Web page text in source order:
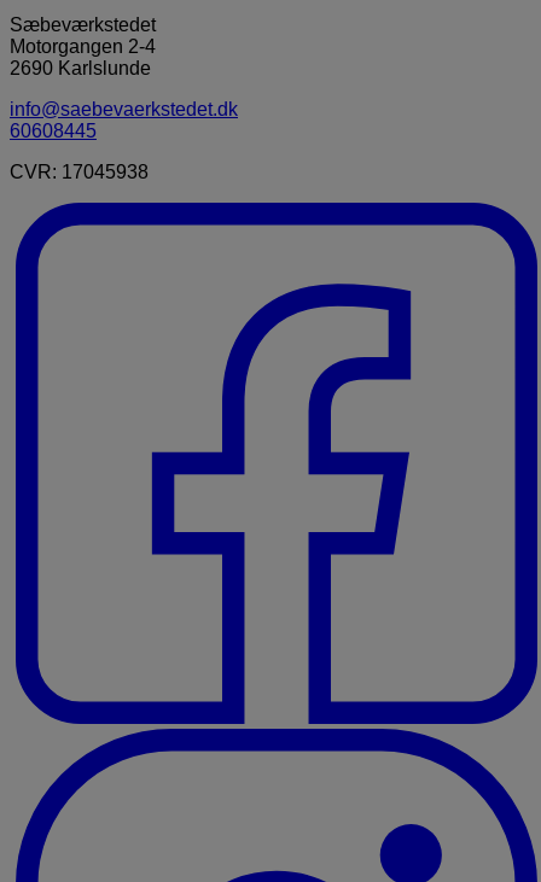
Sæbeværkstedet
Motorgangen 2-4
2690 Karlslunde
info@saebevaerkstedet.dk
60608445
CVR: 17045938